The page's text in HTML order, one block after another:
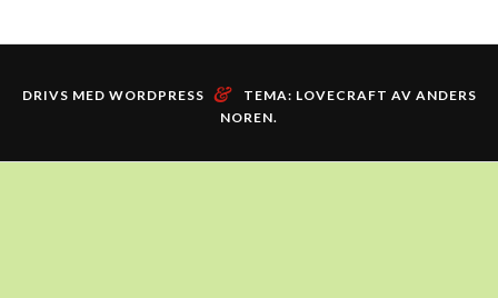
DRIVS MED WORDPRESS & TEMA: LOVECRAFT AV ANDERS
NOREN.